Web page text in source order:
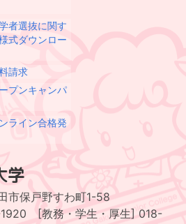
者選抜に関す
式ダウンロー
請求
プンキャンパ
ライン合格発
学
市保戸野すわ町1-58
[教務・学生・厚生] 018-